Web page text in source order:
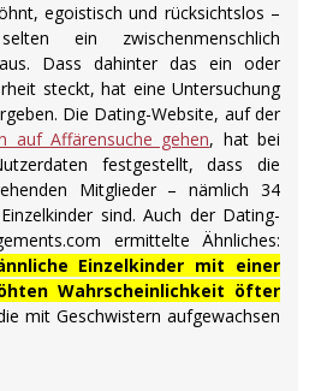
egoistisch und rücksichtslos –
ein zwischenmenschlich
Dass dahinter das ein oder
steckt, hat eine Untersuchung
Die Dating-Website, auf der
auf Affärensuche gehen, hat bei
festgestellt, dass die
Mitglieder – nämlich 34
sind. Auch der Dating-
ermittelte Ähnliches:
Einzelkinder mit einer
Wahrscheinlichkeit öfter
mit Geschwistern aufgewachsen